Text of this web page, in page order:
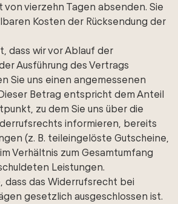
von vierzehn Tagen absenden. Sie
Kosten der Rücksendung der
dass wir vor Ablauf der
Ausführung des Vertrags
Sie uns einen angemessenen
Betrag entspricht dem Anteil
zu dem Sie uns über die
informieren, bereits
(z. B. teileingelöste Gutscheine,
Verhältnis zum Gesamtumfang
Leistungen.
dass das Widerrufsrecht bei
gesetzlich ausgeschlossen ist.